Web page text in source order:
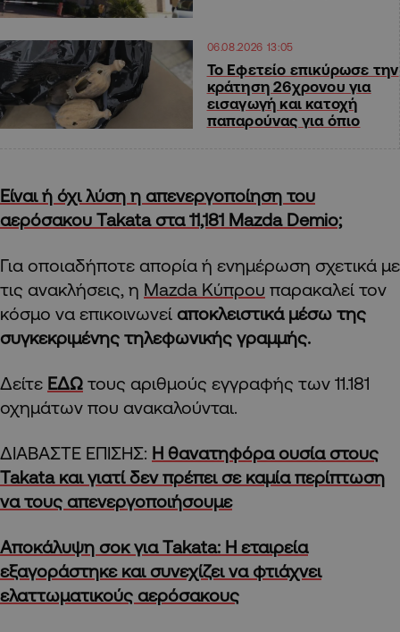
06.08.2026 13:05
Το Εφετείο επικύρωσε την
κράτηση 26χρονου για
εισαγωγή και κατοχή
παπαρούνας για όπιο
Είναι ή όχι λύση η απενεργοποίηση του
αερόσακου Takata στα 11,181 Mazda Demio;
Για οποιαδήποτε απορία ή ενημέρωση σχετικά με
τις ανακλήσεις, η Mazda Κύπρου παρακαλεί τον
κόσμο να επικοινωνεί αποκλειστικά μέσω της
συγκεκριμένης τηλεφωνικής γραμμής.
Δείτε ΕΔΩ τους αριθμούς εγγραφής των 11.181
οχημάτων που ανακαλούνται.
ΔΙΑΒΑΣΤΕ ΕΠΙΣΗΣ: Η θανατηφόρα ουσία στους
Takata και γιατί δεν πρέπει σε καμία περίπτωση
να τους απενεργοποιήσουμε
Αποκάλυψη σοκ για Takata: Η εταιρεία
εξαγοράστηκε και συνεχίζει να φτιάχνει
ελαττωματικούς αερόσακους